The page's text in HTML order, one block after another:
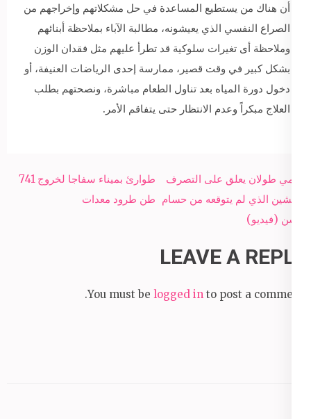
أن هناك من يستطيع المساعدة في حل مشكلاتهم وإخراجهم من
الصراع النفسي الذي يعيشونه، مطالبة الآباء بملاحظة أبنائهم
وملاحظة أى تغيرات سلوكية قد تطرأ عليهم مثل فقدان الوزن
بشكل كبير في وقت قصير، ممارسة إحدى الرياضات العنيفة، أو
دخول دورة المياه بعد تناول الطعام مباشرة، ونصحتهم بطلب
العلاج مبكراً وعدم الانتظار حتى يتفاقم الأمر.
Post
navigation
طوارئ بميناء سفاجا لخروج 741
طن طرود معدات
حلمي طولان يعلق على التصرف
المشين الذي لم يتوقعه من حسام
حسن (فيديو)
LEAVE A REPLY
You must be logged in to post a comment.